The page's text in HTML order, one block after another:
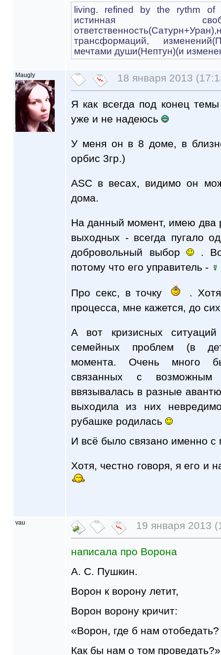
living. refined by the rythm of
истинная
трансформаций,
мечтами души(Нептун)(и
Maugly 18 января 2013
Я как всегда под конец
уже и не надеюсь
У меня он в 8 доме, в
орбис 3гр.)
ASС в весах, видимо он
дома.
На данный момент, имею два
выходных - всегда пугало
добровольный выбор
.
потому что его управитель -
Про секс, в точку
.
процесса, мне кажется, до
А вот кризисных
семейных проблем (в
момента. Очень много
связанных с
ввязывалась в разные
выходила из них
рубашке родилась
И всё было связано именно с
Хотя, честно говоря, я его и
vau 19 января 2013
написала про Ворона
А. С. Пушкин.
Ворон к ворону летит,
Ворон ворону кричит:
«Ворон, где б нам отобедать?
Как бы нам о том проведать?»